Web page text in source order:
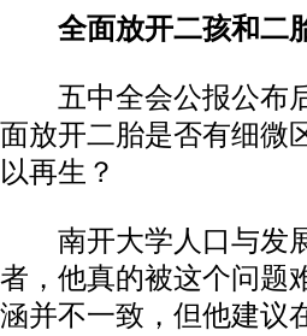
全面放开二孩和二
五中全会公报公布后
面放开二胎是否有细微
以再生？
南开大学人口与发展
者，他真的被这个问题
涵并不一致，但他建议